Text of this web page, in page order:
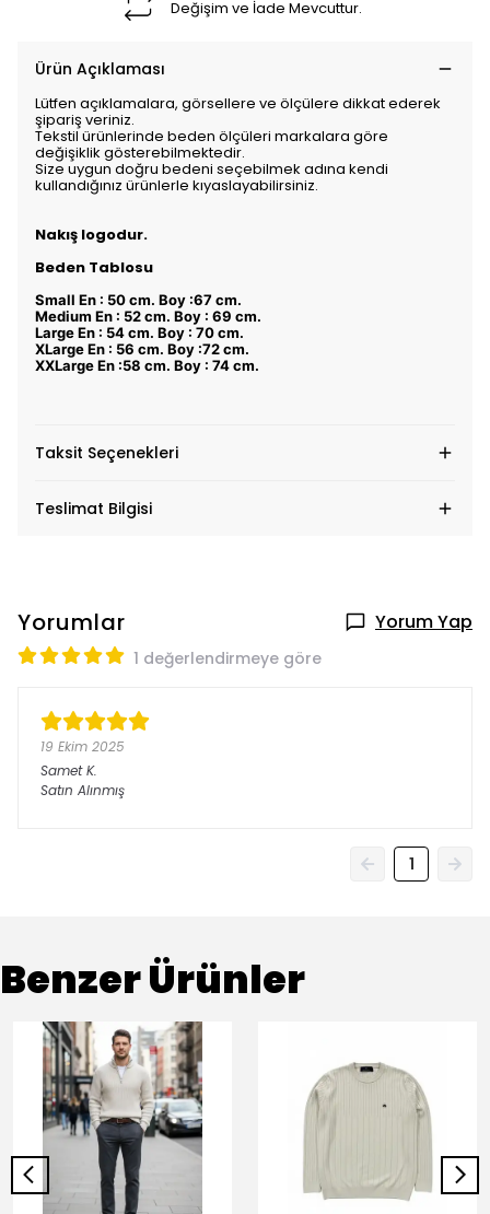
Değişim ve İade Mevcuttur.
Ürün Açıklaması
Lütfen açıklamalara, görsellere ve ölçülere dikkat ederek
şipariş veriniz.
Tekstil ürünlerinde beden ölçüleri markalara göre
değişiklik gösterebilmektedir.
Size uygun doğru bedeni seçebilmek adına kendi
kullandığınız ürünlerle kıyaslayabilirsiniz.
Nakış logodur.
Beden Tablosu
Small En : 50 cm. Boy :67 cm.
Medium En : 52 cm. Boy : 69 cm.
Large En : 54 cm. Boy : 70 cm.
XLarge En : 56 cm. Boy :72 cm.
XXLarge En :58 cm. Boy : 74 cm.
Taksit Seçenekleri
Teslimat Bilgisi
Yorumlar Yorum Yap
1 değerlendirmeye göre
19 Ekim 2025
Samet K.
Satın Alınmış
1
Benzer Ürünler